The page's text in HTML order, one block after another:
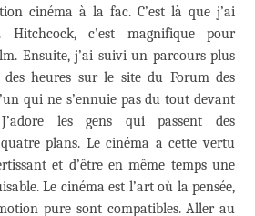
cinéma à la fac. C’est là que j’ai
Hitchcock, c’est magnifique pour
Ensuite, j’ai suivi un parcours plus
des heures sur le site du Forum des
qui ne s’ennuie pas du tout devant
les gens qui passent des
plans. Le cinéma a cette vertu
et d’être en même temps une
Le cinéma est l’art où la pensée,
pure sont compatibles. Aller au